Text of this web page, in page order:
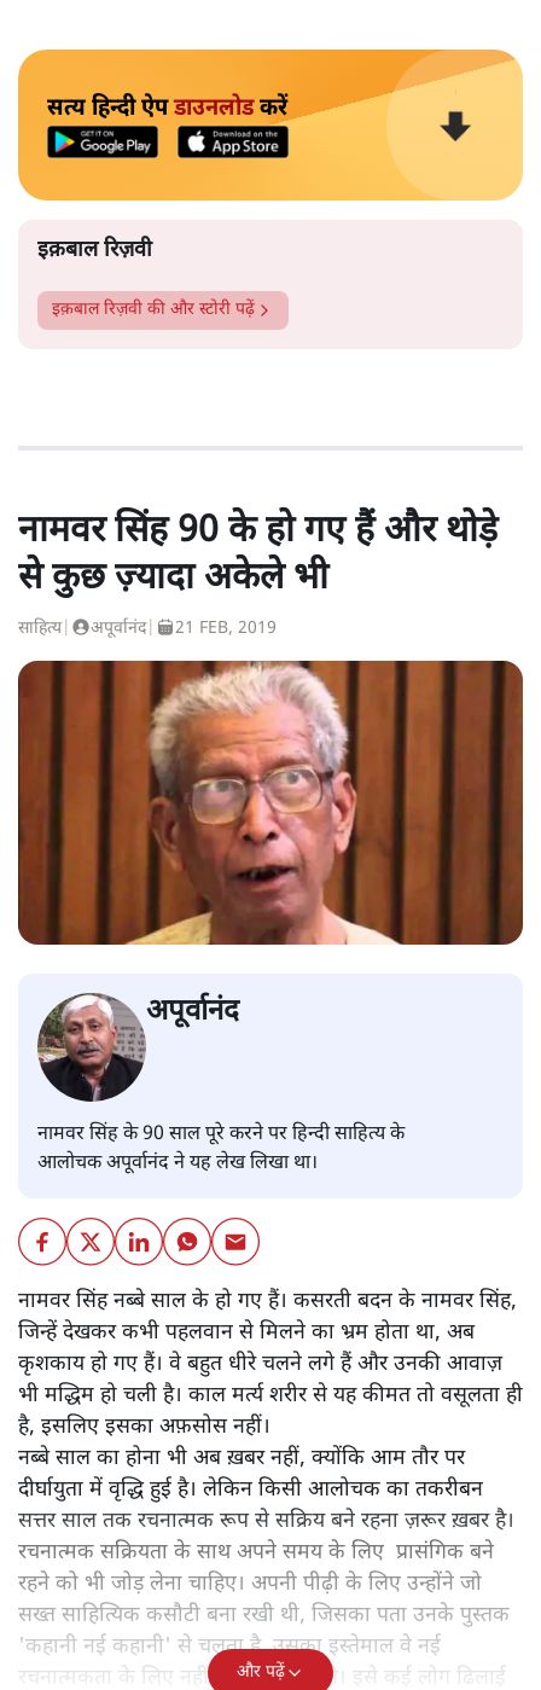
सत्य हिन्दी ऐपडाउनलोडकरें
इक़बाल रिज़वी
इक़बाल रिज़वी की और स्टोरी पढ़ें
नामवर सिंह 90 के हो गए हैं और थोड़े
से कुछ ज़्यादा अकेले भी
साहित्य| अपूर्वानंद| 21 FEB, 2019
अपूर्वानंद
नामवर सिंह के 90 साल पूरे करने पर हिन्दी साहित्य के
आलोचक अपूर्वानंद ने यह लेख लिखा था।
नामवर सिंह नब्बे साल के हो गए हैं। कसरती बदन के नामवर सिंह,
जिन्हें देखकर कभी पहलवान से मिलने का भ्रम होता था, अब
कृशकाय हो गए हैं। वे बहुत धीरे चलने लगे हैं और उनकी आवाज़
भी मद्धिम हो चली है। काल मर्त्य शरीर से यह कीमत तो वसूलता ही
है, इसलिए इसका अफ़सोस नहीं।
नब्बे साल का होना भी अब ख़बर नहीं, क्योंकि आम तौर पर
दीर्घायुता में वृद्धि हुई है। लेकिन किसी आलोचक का तकरीबन
सत्तर साल तक रचनात्मक रूप से सक्रिय बने रहना ज़रूर ख़बर है।
रचनात्मक सक्रियता के साथ अपने समय के लिए प्रासंगिक बने
रहने को भी जोड़ लेना चाहिए। अपनी पीढ़ी के लिए उन्होंने जो
सख्त साहित्यिक कसौटी बना रखी थी, जिसका पता उनके पुस्तक
'कहानी नई कहानी' से चलता है, उसका इस्तेमाल वे नई
रचनात्मकता के लिए नहीं करते दिखाई देते। इसे कई लोग ढिलाई
और पढ़ें